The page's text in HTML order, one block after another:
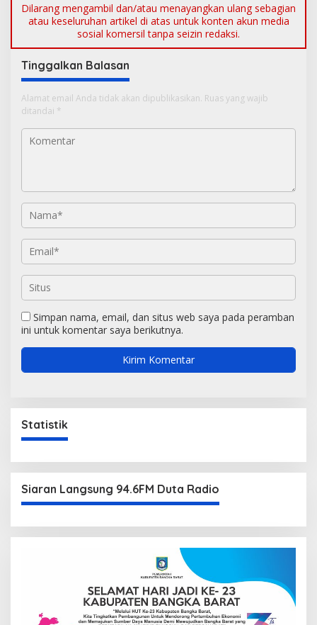
Dilarang mengambil dan/atau menayangkan ulang sebagian
atau keseluruhan artikel di atas untuk konten akun media
sosial komersil tanpa seizin redaksi.
Tinggalkan Balasan
Alamat email Anda tidak akan dipublikasikan. Ruas yang wajib
ditandai *
Simpan nama, email, dan situs web saya pada peramban
ini untuk komentar saya berikutnya.
Statistik
Siaran Langsung 94.6FM Duta Radio